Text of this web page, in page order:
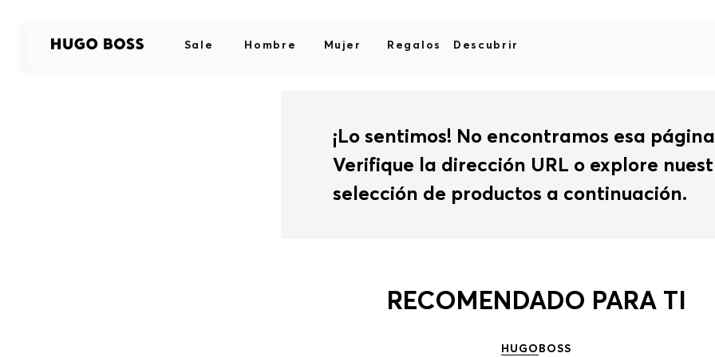
Sale Hombre Mujer Regalos Descubrir
¡Lo sentimos! No encontramos esa
Verifique la dirección URL o explore
selección de productos a continuación.
RECOMENDADO PARA TI
HUGOBOSS